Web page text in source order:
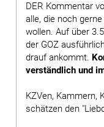
DER Kommentar
alle, die noch
wollen. Auf über
der GOZ
drauf ankommt.
verständlich und
KZVen, Kammern,
schätzen den